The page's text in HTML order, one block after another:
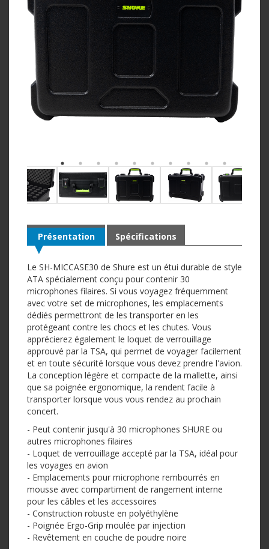
Présentation
Le SH-MICCASE30 de Shure est un étui durable de style
ATA spécialement conçu pour contenir 30
microphones filaires. Si vous voyagez fréquemment
avec votre set de microphones, les emplacements
dédiés permettront de les transporter en les
protégeant contre les chocs et les chutes. Vous
apprécierez également le loquet de verrouillage
approuvé par la TSA, qui permet de voyager facilement
et en toute sécurité lorsque vous devez prendre l'avion.
La conception légère et compacte de la mallette, ainsi
que sa poignée ergonomique, la rendent facile à
transporter lorsque vous vous rendez au prochain
concert.
- Peut contenir jusqu'à 30 microphones SHURE ou
autres microphones filaires
- Loquet de verrouillage accepté par la TSA, idéal pour
les voyages en avion
- Emplacements pour microphone rembourrés en
mousse avec compartiment de rangement interne
pour les câbles et les accessoires
- Construction robuste en polyéthylène
- Poignée Ergo-Grip moulée par injection
- Revêtement en couche de poudre noire
Spécifications